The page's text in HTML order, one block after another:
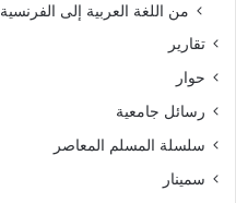
من اللغة العربية إلى الفرنسية
تقارير
حوار
رسائل جامعية
سلسلة المسلم المعاصر
سمينار